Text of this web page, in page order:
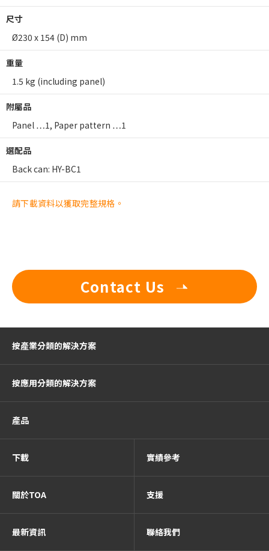
尺寸
Ø230 x 154 (D) mm
重量
1.5 kg (including panel)
附屬品
Panel …1, Paper pattern …1
選配品
Back can: HY-BC1
請下載資料以獲取完整規格。
Contact Us
按產業分類的解決方案
按應用分類的解決方案
產品
下載 實績參考
關於TOA 支援
最新資訊 聯絡我們